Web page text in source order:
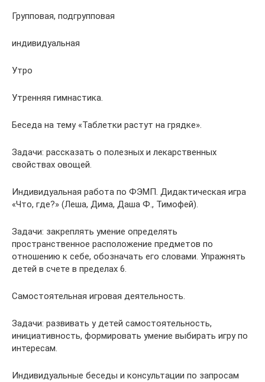
Групповая, подгрупповая
индивидуальная
Утро
Утренняя гимнастика.
Беседа на тему «Таблетки растут на грядке».
Задачи: рассказать о полезных и лекарственных
свойствах овощей.
Индивидуальная работа по ФЭМП. Дидактическая игра
«Что, где?» (Леша, Дима, Даша Ф., Тимофей).
Задачи: закреплять умение определять
пространственное расположение предметов по
отношению к себе, обозначать его словами. Упражнять
детей в счете в пределах 6.
Самостоятельная игровая деятельность.
Задачи: развивать у детей самостоятельность,
инициативность, формировать умение выбирать игру по
интересам.
Индивидуальные беседы и консультации по запросам